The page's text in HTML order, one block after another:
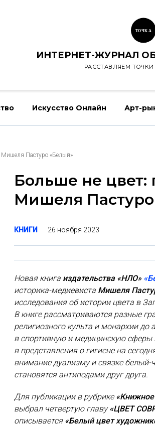
ТОЧК А
ИНТЕРНЕТ-ЖУРНАЛ
РАССТАВЛЯЕМ
Искусство Онлайн Арт-
Мишеля Пастуро «Белый»
Больше не цвет:
Мишеля
КНИГИ 26 ноября 2023
Новая книга издательства «НЛО»
историка-медиевиста Мишеля
исследования об истории цвета в
В книге рассматриваются разные
религиозного культа и монархии до
в спортивную и медицинскую сферы
в представления о гигиене на
внимание дуализму и связке
становятся антиподами друг друга.
Для публикации в рубрике «Книжное
выбрал четвертую главу«ЦВЕТ
описывается «Белый цвет